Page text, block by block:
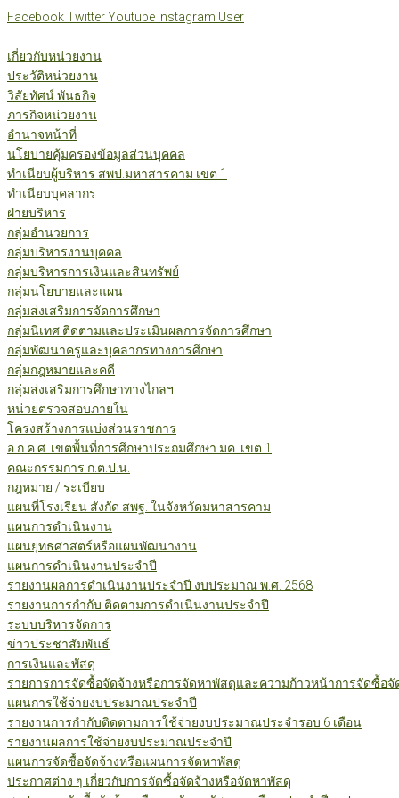
Skip
content
FacebookTwitterYoutube Instagram User
เกี่ยวกับหน่วยงาน
ประวัติหน่วยงาน
วิสัยทัศน์ พันธกิจ
ภารกิจหน่วยงาน
อำนาจหน้าที่
นโยบายคุ้มครองข้อมูลส่วนบุคคล
ทำเนียบผู้บริหาร สพป.มหาสารคาม เขต 1
ทำเนียบบุคลากร
ฝ่ายบริหาร
กลุ่มอำนวยการ
กลุ่มบริหารงานบุคคล
กลุ่มบริหารการเงินและสินทรัพย์
กลุ่มนโยบายและแผน
กลุ่มส่งเสริมการจัดการศึกษา
กลุ่มนิเทศ ติดตามและประเมินผลการจัดการศึกษา
กลุ่มพัฒนาครูและบุคลากรทางการศึกษา
กลุ่มกฎหมายและคดี
กลุ่มส่งเสริมการศึกษาทางไกลฯ
หน่วยตรวจสอบภายใน
โครงสร้างการแบ่งส่วนราชการ
อ.ก.ค.ศ. เขตพื้นที่การศึกษาประถมศึกษา มค. เขต 1
คณะกรรมการ ก.ต.ป.น.
กฎหมาย / ระเบียบ
แผนที่โรงเรียน สังกัด สพฐ. ในจังหวัดมหาสารคาม
แผนการดำเนินงาน
แผนยุทธศาสตร์หรือแผนพัฒนางาน
แผนการดำเนินงานประจำปี
รายงานผลการดำเนินงานประจำปี งบประมาณ พ.ศ. 2568
รายงานการกำกับ ติดตามการดำเนินงานประจำปี
ระบบบริหารจัดการ
ข่าวประชาสัมพันธ์
การเงินและพัสดุ
รายการการจัดซื้อจัดจ้างหรือการจัดหาพัสดุและความก้าวหน้าการจัดซื้อ
แผนการใช้จ่ายงบประมาณประจำปี
รายงานการกำกับติดตามการใช้จ่ายงบประมาณประจำรอบ 6 เดือน
รายงานผลการใช้จ่ายงบประมาณประจำปี
แผนการจัดซื้อจัดจ้างหรือแผนการจัดหาพัสดุ
ประกาศต่าง ๆ เกี่ยวกับการจัดซื้อจัดจ้างหรือจัดหาพัสดุ